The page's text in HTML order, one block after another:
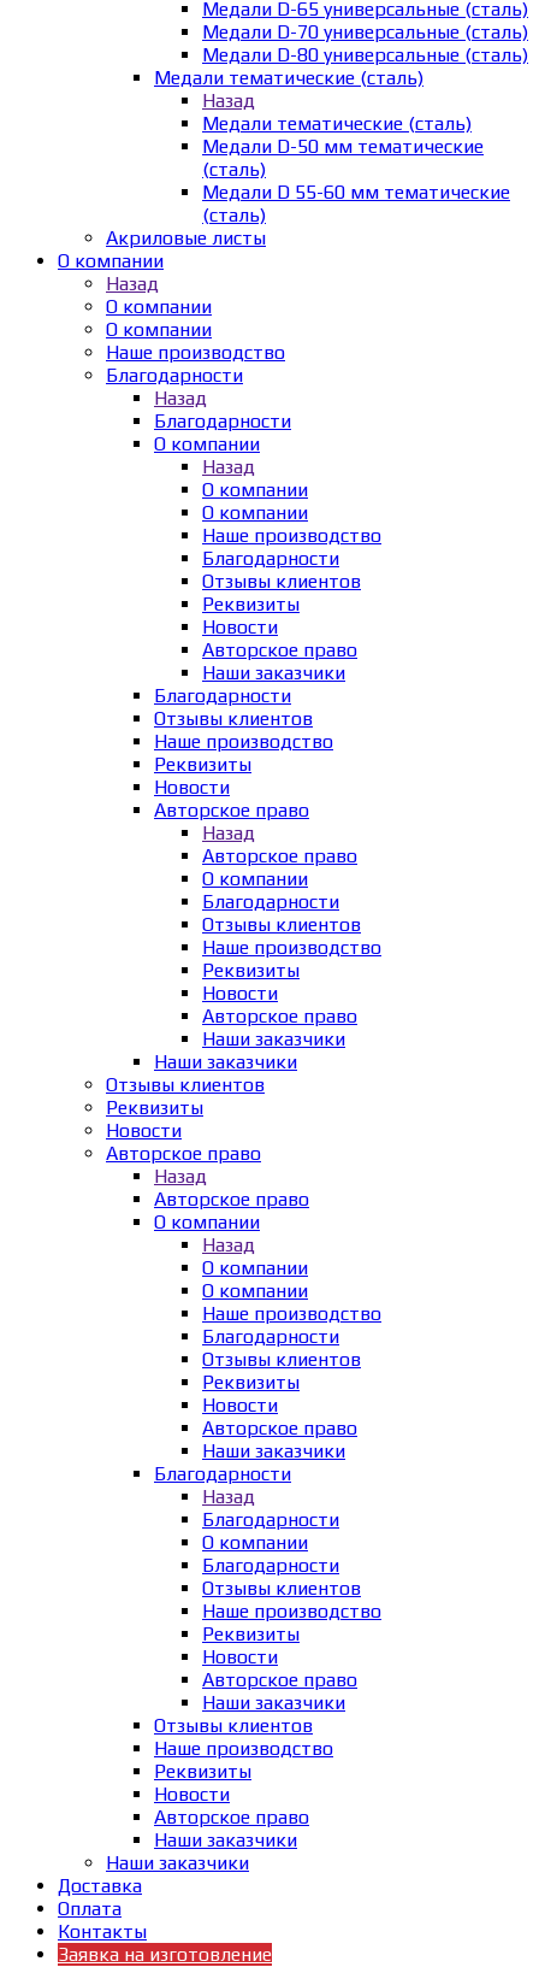
Медали D-65 универсальные (сталь)
Медали D-70 универсальные (сталь)
Медали D-80 универсальные (сталь)
Медали тематические (сталь)
Назад
Медали тематические (сталь)
Медали D-50 мм тематические
(сталь)
Медали D 55-60 мм тематические
(сталь)
Акриловые листы
О компании
Назад
О компании
О компании
Наше производство
Благодарности
Назад
Благодарности
О компании
Назад
О компании
О компании
Наше производство
Благодарности
Отзывы клиентов
Реквизиты
Новости
Авторское право
Наши заказчики
Благодарности
Отзывы клиентов
Наше производство
Реквизиты
Новости
Авторское право
Назад
Авторское право
О компании
Благодарности
Отзывы клиентов
Наше производство
Реквизиты
Новости
Авторское право
Наши заказчики
Наши заказчики
Отзывы клиентов
Реквизиты
Новости
Авторское право
Назад
Авторское право
О компании
Назад
О компании
О компании
Наше производство
Благодарности
Отзывы клиентов
Реквизиты
Новости
Авторское право
Наши заказчики
Благодарности
Назад
Благодарности
О компании
Благодарности
Отзывы клиентов
Наше производство
Реквизиты
Новости
Авторское право
Наши заказчики
Отзывы клиентов
Наше производство
Реквизиты
Новости
Авторское право
Наши заказчики
Наши заказчики
Доставка
Оплата
Контакты
Заявка на изготовление